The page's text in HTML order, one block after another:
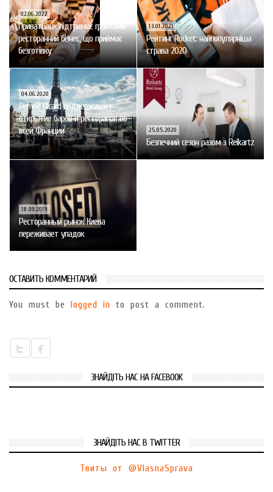
02.06.2022
ПриватБанк підтримає грантами
ресторанний бізнес, що приймає
безготівку
13.01.2021
Рейтинг Rocket: найпопулярніша
страва 2020
04.06.2020
Pernod Ricard поддерживает
открытие баров и ресторанов по
всей Франции
25.05.2020
Безпечний сезон разом з Reikartz
18.09.2019
Ресторанный рынок Киева
переживает упадок
ОСТАВИТЬ КОММЕНТАРИЙ
You must be logged in to post a comment.
ЗНАЙДІТЬ НАС НА FACEBOOK
ЗНАЙДІТЬ НАС В TWITTER
Твиты от @VlasnaSprava